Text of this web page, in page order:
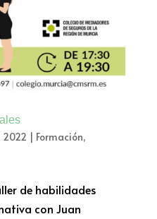
2022 Formación,
de habilidades
con Juan